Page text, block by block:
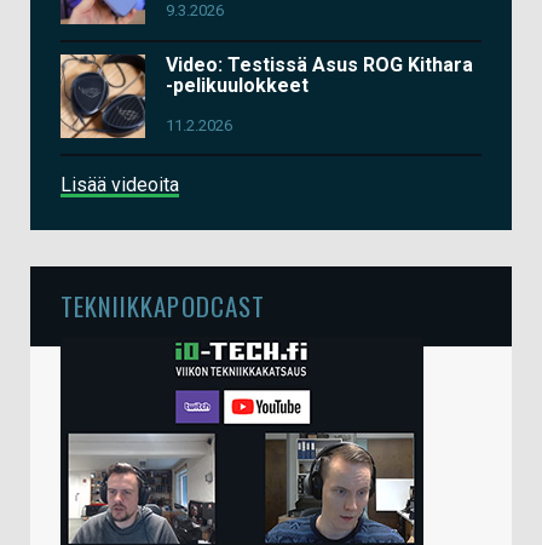
9.3.2026
Video: Testissä Asus ROG Kithara
-pelikuulokkeet
11.2.2026
Lisää videoita
TEKNIIKKAPODCAST